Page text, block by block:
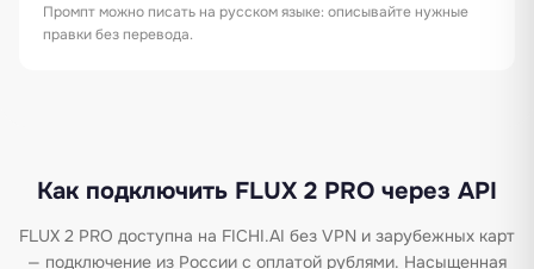
Промпт можно писать на русском языке: описывайте нужные
правки без перевода.
Как подключить FLUX 2 PRO через API
FLUX 2 PRO доступна на FICHI.AI без VPN и зарубежных карт
— подключение из России с оплатой рублями. Насыщенная